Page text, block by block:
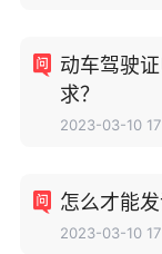
动车驾驶
求？
2023-03-10
怎么才能
2023-03-10